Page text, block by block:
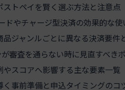
ストペイを賢く選ぶ方法と注意点
ドやチャージ型決済の効果的な使
ジャンルごとに異なる決済要件
審査を通らない時に見直すべき
スコアへ影響する主な要素一覧
く事前準備と申込タイミングのコ